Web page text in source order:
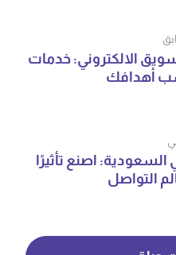
الالكتروني: خدمات
أهدافك
اصنع تأثيرًا
التواصل